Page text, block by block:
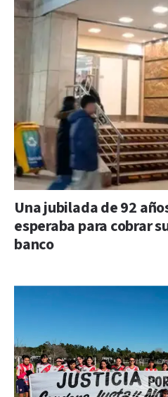
Una jubilada de 92
esperaba para cobrar
banco